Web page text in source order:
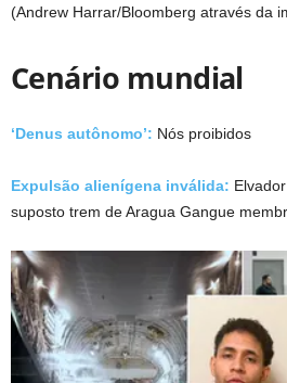
(Andrew Harrar/Bloomberg através da
Cenário mundial
‘Denus autônomo’: Nós proibidos
Expulsão alienígena inválida:
suposto trem de Aragua Gangue